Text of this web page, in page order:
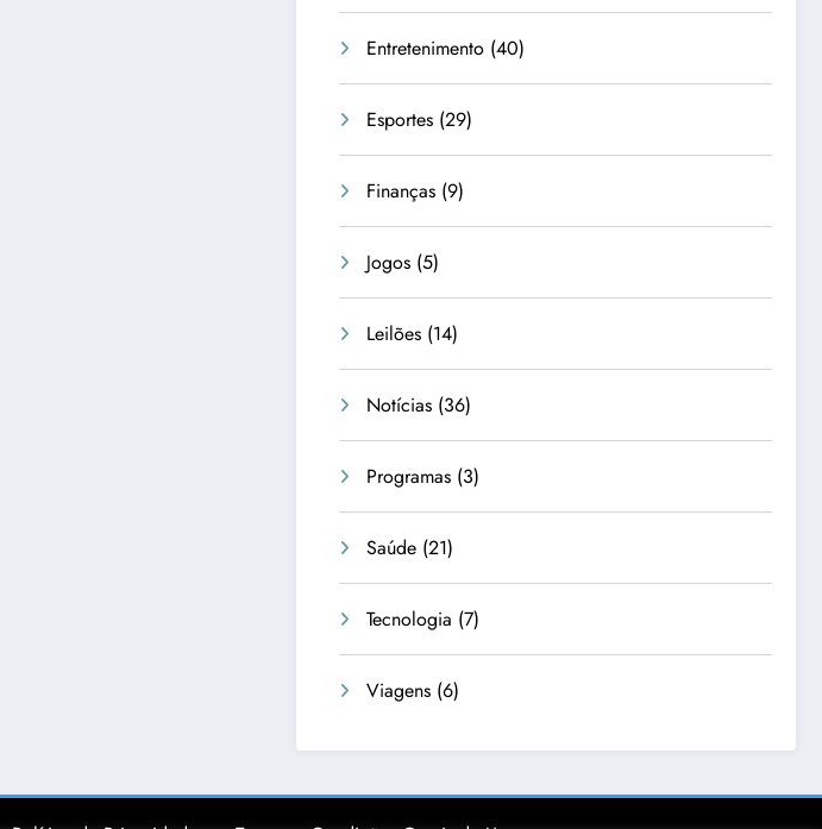
Entretenimento (40)
Esportes (29)
Finanças (9)
Jogos (5)
Leilões (14)
Notícias (36)
Programas (3)
Saúde (21)
Tecnologia (7)
Viagens (6)